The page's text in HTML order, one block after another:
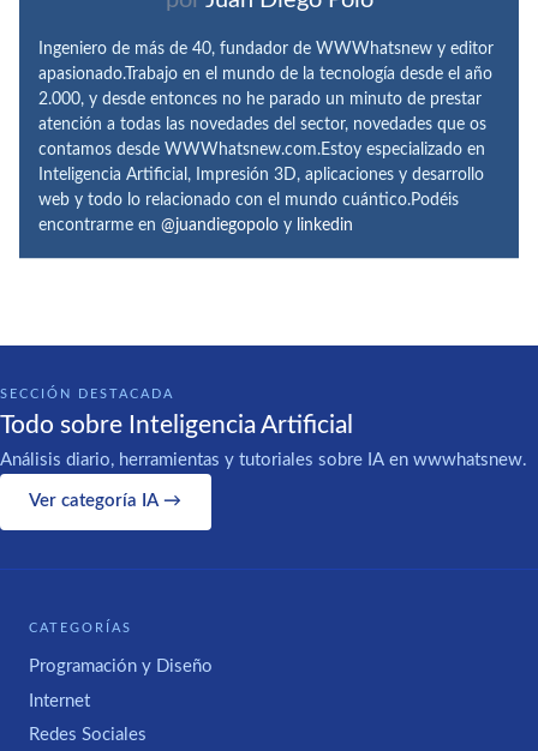
Ingeniero de más de 40, fundador de WWWhatsnew y editor
apasionado.Trabajo en el mundo de la tecnología desde el año
2.000, y desde entonces no he parado un minuto de prestar
atención a todas las novedades del sector, novedades que os
contamos desde WWWhatsnew.com.Estoy especializado en
Inteligencia Artificial, Impresión 3D, aplicaciones y desarrollo
web y todo lo relacionado con el mundo cuántico.Podéis
encontrarme en @juandiegopolo y linkedin
SECCIÓN DESTACADA
Todo sobre Inteligencia Artificial
Análisis diario, herramientas y tutoriales sobre IA en wwwhatsnew.
Ver categoría IA →
CATEGORÍAS
Programación y Diseño
Internet
Redes Sociales